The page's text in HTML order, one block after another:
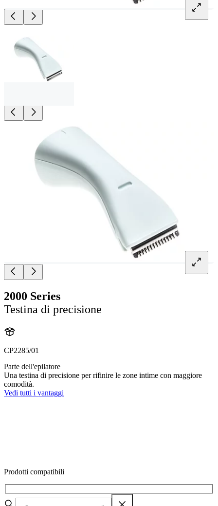
2000 Series
Testina di precisione
CP2285/01
Parte dell'epilatore
Una testina di precisione per rifinire le zone intime con maggiore
comodità.
Vedi tutti i vantaggi
Prodotti compatibili